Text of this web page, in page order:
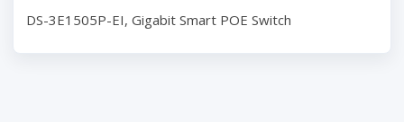
DS-3E1505P-EI, Gigabit Smart POE Switch